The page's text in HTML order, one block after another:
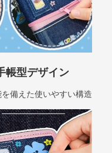
帳型デザイン
備えた使いやすい構造